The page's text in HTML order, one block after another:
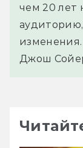
чем 20 лет
изменения.
Джош